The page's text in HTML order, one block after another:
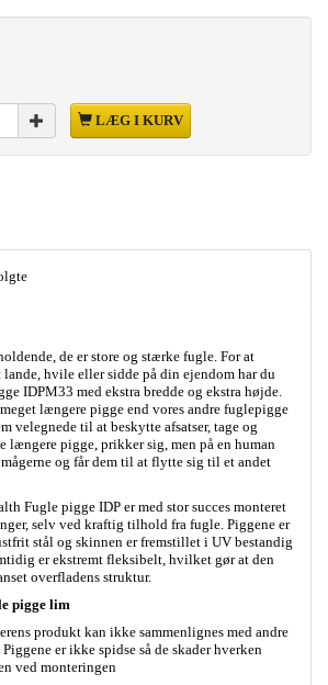
LÆG I KURV
de er store og stærke fugle. For at
hvile eller sidde på din ejendom har du
IDPM33 med ekstra bredde og ekstra højde.
længere pigge end vores andre fuglepigge
velegnede til at beskytte afsatser, tage og
længere pigge, prikker sig, men på en human
og får dem til at flytte sig til et andet
Fugle pigge IDP er med stor succes monteret
selv ved kraftig tilhold fra fugle. Piggene er
stål og skinnen er fremstillet i UV bestandig
er ekstremt fleksibelt, hvilket gør at den
overfladens struktur.
pigge lim
produkt kan ikke sammenlignes med andre
er ikke spidse så de skader hverken
ved monteringen